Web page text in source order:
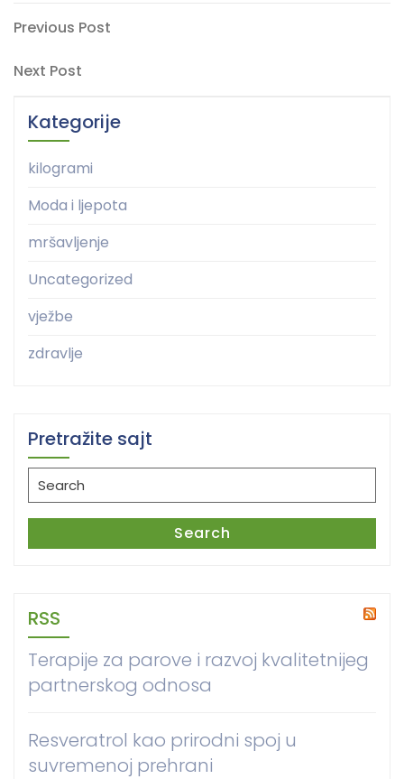
Navigacija
objava
Previous
Previous Post
Next
Next Post
Kategorije
kilogrami
Moda i ljepota
mršavljenje
Uncategorized
vježbe
zdravlje
Pretražite sajt
Search
for:
Search
RSS
Terapije za parove i razvoj kvalitetnijeg
partnerskog odnosa
Resveratrol kao prirodni spoj u
suvremenoj prehrani